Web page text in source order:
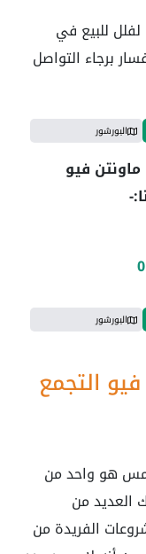
للبيع في
برجاء التواصل
البورشور
فيو
البورشور
التجمع
هو واحد من
العديد من
الفريدة من